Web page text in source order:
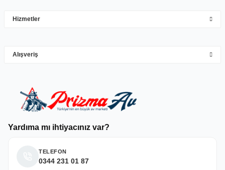
Deneyimini Paylaş
Yardıma mı ihtiyacınız var?
TELEFON
0344 231 01 87
Hizmetler
Alışveriş